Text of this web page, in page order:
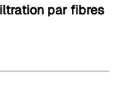
par fibres